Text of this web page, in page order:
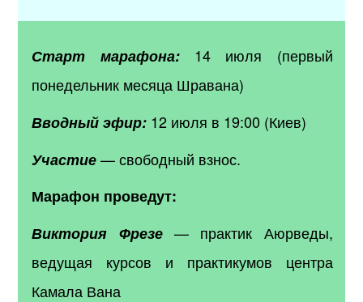
Старт марафона:14 июля (первый
понедельник месяца Шравана)
Вводный эфир: 12 июля в 19:00 (Киев)
Участие — свободный взнос.
Марафон проведут:
Виктория Фрезе — практик Аюрведы,
ведущая курсов и практикумов центра
Камала Вана